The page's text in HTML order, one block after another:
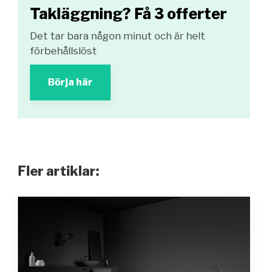
Takläggning? Få 3 offerter
Det tar bara någon minut och är helt
förbehållslöst
Börja här
Fler artiklar: